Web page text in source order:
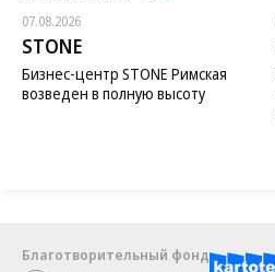
07.08.2026
STONE
Бизнес-центр STONE Римская
возведен в полную высоту
Благотворительный фонд